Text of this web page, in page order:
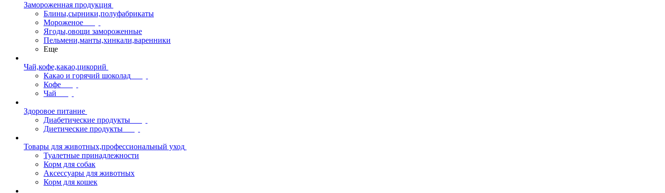
Замороженная продукция
Блины,сырники,полуфабрикаты
Мороженое
Ягоды,овощи замороженные
Пельмени,манты,хинкали,варенники
Еще
Чай,кофе,какао,цикорий
Какао и горячий шоколад
Кофе
Чай
Здоровое питание
Диабетические продукты
Диетические продукты
Товары для животных,профессиональный уход
Туалетные принадлежности
Корм для собак
Аксессуары для животных
Корм для кошек